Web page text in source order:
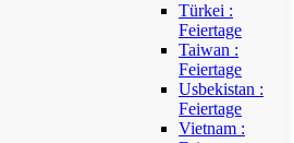
Türkei :
Feiertage
Taiwan :
Feiertage
Usbekistan :
Feiertage
Vietnam :